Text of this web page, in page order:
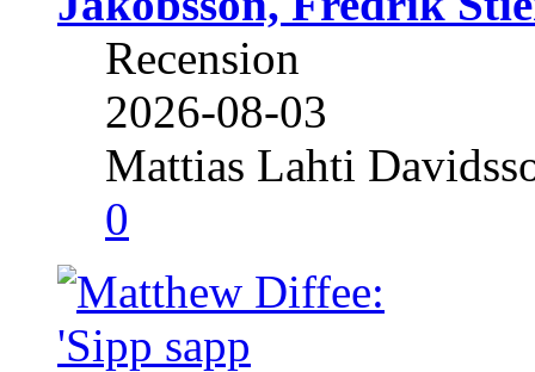
Recension
2026-08-03
Mattias Lahti
0